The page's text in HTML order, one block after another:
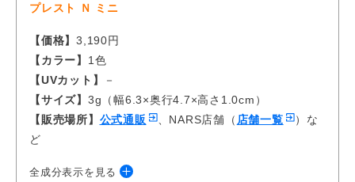
プレスト Ｎ ミニ
【価格】 3,190円
【カラー】 1色
【UVカット】
－
【サイズ】 3g（幅6.3×奥行4.7×高さ1.0cm）
【販売場所】 公式通販 、NARS店舗（ 店舗一覧
）な
ど
全成分表示を見る